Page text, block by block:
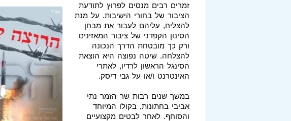
זמרים רבים מנסים לפרוץ לתודעת
הציבור של בחורי הישיבות. על מנת
להצליח, עליהם לעבור את מבחן
הסינון הקפדני של ציבור המאזינים
ורק כך מובטחת הדרך הנכונה
להצלחה. שיטה נפוצה היא הוצאת
הסינגל הראשון לרדיו, לאתרי
האינטרנט ו/או על גבי דיסק.
במשך שנים רבות שר הזמר נתי
אביבי בחתונות, בקולו המיוחד
והסוחף. לאחר לבטים מקצועיים